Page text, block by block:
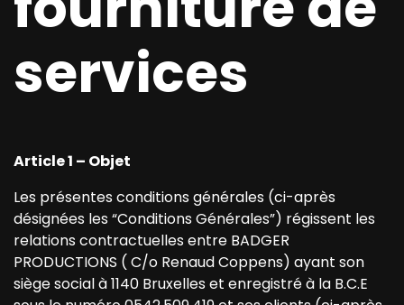
services
Article 1 – Objet
Les présentes conditions générales (ci-après
désignées les “Conditions Générales”) régissent les
relations contractuelles entre BADGER
PRODUCTIONS ( C/o Renaud Coppens) ayant son
siège social à 1140 Bruxelles et enregistré à la B.C.E